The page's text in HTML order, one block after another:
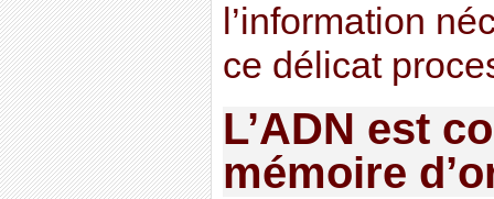
l’information
ce délicat
L’ADN est
mémoire